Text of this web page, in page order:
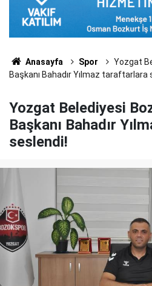
Anasayfa Spor
Yozgat
Başkanı Bahadır Yılmaz taraftarlara
Yozgat Belediyesi
Başkanı Bahadır
seslendi!